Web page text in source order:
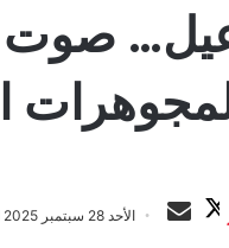
صوت
ا
ب
الأحد 28 سبتمبر 2025 الساعة 3:49 ص